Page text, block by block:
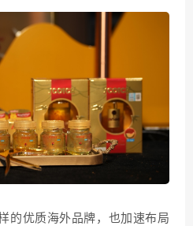
的优质海外品牌，也加速布局